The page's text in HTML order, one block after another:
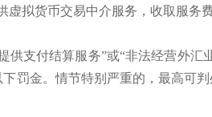
虚拟货币交易中介服务，收取服务费
供支付结算服务”或“非法经营外
罚金。情节特别严重的，最高可